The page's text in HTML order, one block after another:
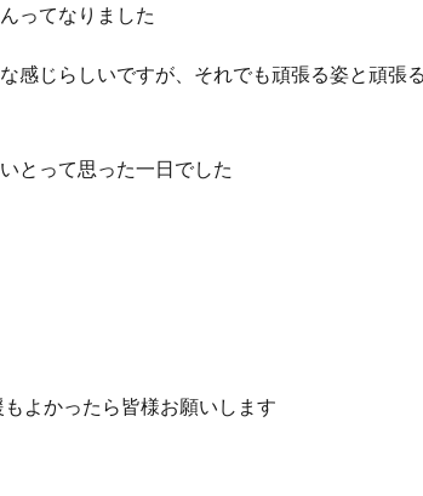
ってなりました
感じらしいですが、それでも頑張る姿と頑張
とって思った一日でした
よかったら皆様お願いします